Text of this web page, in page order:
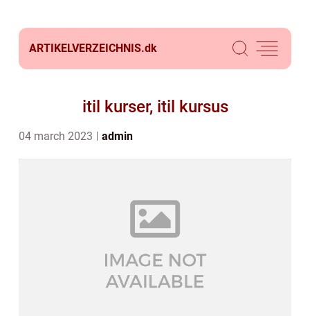
ARTIKELVERZEICHNIS.dk
itil kurser, itil kursus
04 march 2023 admin